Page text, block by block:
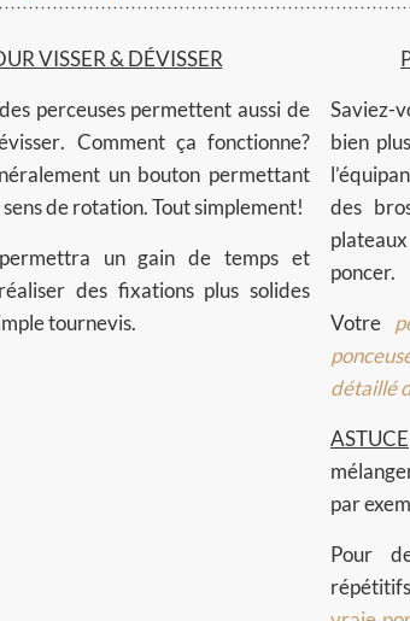
VISSER & DÉVISSER
perceuses permettent aussi de
. Comment ça fonctionne?
un bouton permettant
de rotation. Tout simplement!
un gain de temps et
des fixations plus solides
tournevis.
Saviez-
bien
des
poncer.
Votre
détaillé
ASTUCE
par
Pour